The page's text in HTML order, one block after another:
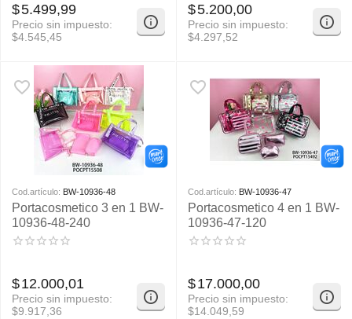
$5.499,99
Precio sin impuesto:
$4.545,45
$5.200,00
Precio sin impuesto:
$4.297,52
Cod.artículo: BW-10936-48
Portacosmetico 3 en 1 BW-
10936-48-240
$12.000,01
Precio sin impuesto:
$9.917,36
Cod.artículo: BW-10936-47
Portacosmetico 4 en 1 BW-
10936-47-120
$17.000,00
Precio sin impuesto:
$14.049,59